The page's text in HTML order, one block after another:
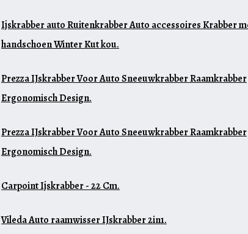
Ijskrabber auto Ruitenkrabber Auto accessoires Krabber
handschoen Winter Kut kou.
Prezza IJskrabber Voor Auto Sneeuwkrabber Raamkrabber
Ergonomisch Design.
Prezza IJskrabber Voor Auto Sneeuwkrabber Raamkrabber
Ergonomisch Design.
Carpoint Ijskrabber - 22 Cm.
Vileda Auto raamwisser IJskrabber 2in1.